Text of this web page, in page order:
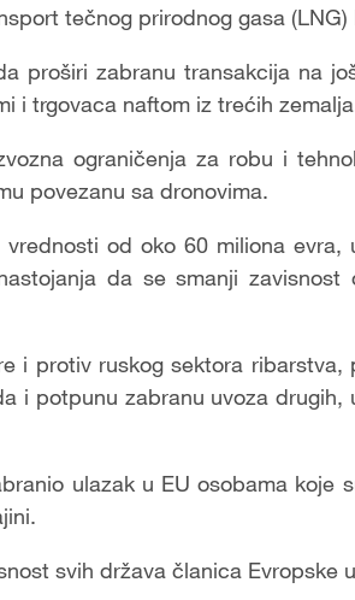
tečnog prirodnog gasa (LNG)
proširi zabranu transakcija na
i trgovaca naftom iz trećih
ograničenja za robu i
povezanu sa dronovima.
od oko 60 miliona evra,
da se smanji zavisnost
i protiv ruskog sektora ribarstva,
i potpunu zabranu uvoza drugih,
ulazak u EU osobama koje
svih država članica Evropske